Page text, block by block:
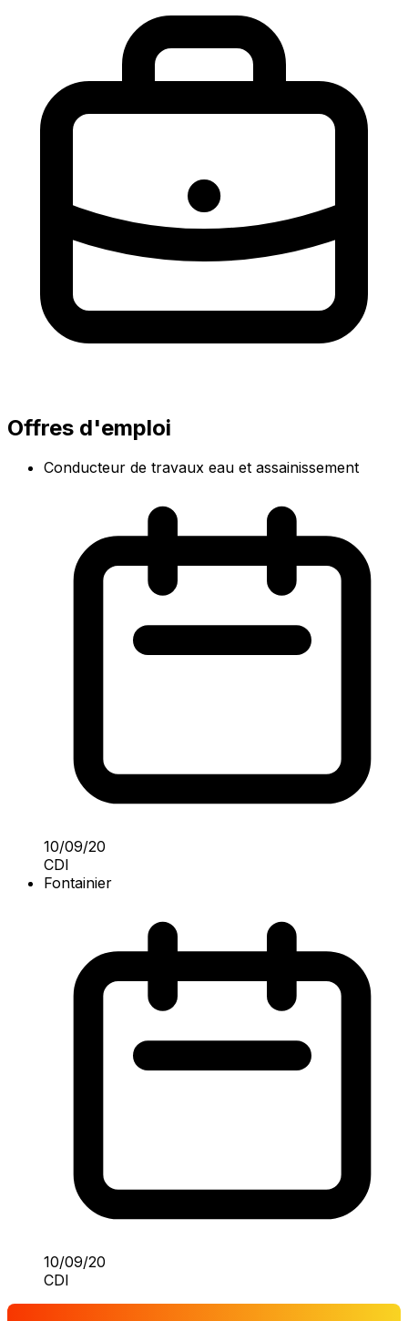
Offres d'emploi
Conducteur de travaux eau et assainissement
10/09/20
CDI
Fontainier
10/09/20
CDI